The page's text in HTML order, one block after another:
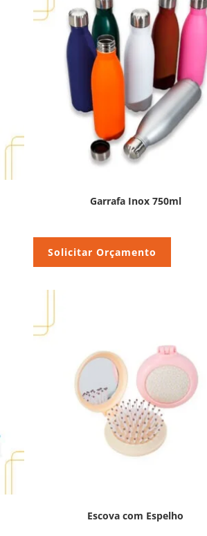
Garrafa Inox 750ml
Solicitar Orçamento
Escova com Espelho